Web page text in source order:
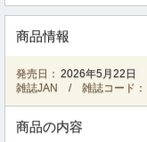
商品情報
発売日： 2026年5月22日
雑誌JAN / 雑誌コード：
商品の内容